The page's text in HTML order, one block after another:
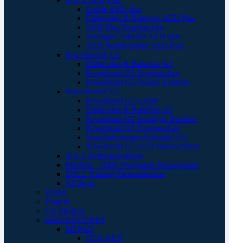
Geräte AED plus
Elektroden & Batterien AED Plus
AED Plus Tragetaschen
Sonstiges Zubehör AED plus
AED Wandschilder AED Plus
Powerheart® G3
Elektroden & Batterien G3
Powerheart G5 Tragetaschen
Powerheart G3 Trainer Zubehör
Powerheart® G5
Powerheart G5 Geräte
Elektroden & Batterien G5
Powerheart G5 Sonstiges Zubehör
Powerheart G5 Tragetaschen
Wandhalterungen/Schränke G5
Powerheart G5 AED Wandschilder
ZOLL Rettungssymbole
PlusTrac – AED Programm-Management
ZOLL Training/Demonstration
AEDtrax
ViVest
Progetti
CU Medical
medical ECONET
MEPAD
ECO-AED